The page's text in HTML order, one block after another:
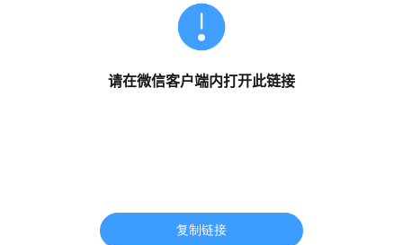
请在微信客户端内打开此链接
复制链接